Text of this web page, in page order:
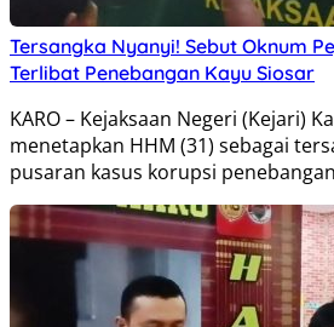
Tersangka Nyanyi! Sebut Oknum
Terlibat Penebangan Kayu Siosar
KARO – Kejaksaan Negeri (Kejari)
menetapkan HHM (31) sebagai
pusaran kasus korupsi